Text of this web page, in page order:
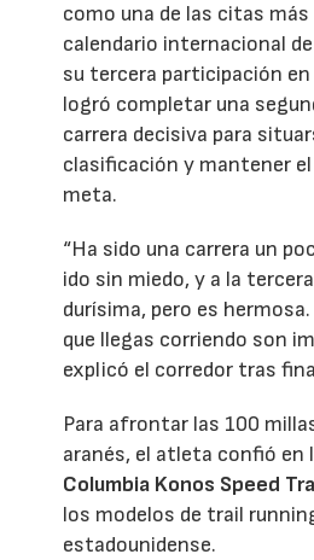
como una de las citas
calendario internacional
su tercera participación en
logró completar una
carrera decisiva para
clasificación y mantener
meta.
“Ha sido una carrera un
ido sin miedo, y a la
durísima, pero es
que llegas corriendo son
explicó el corredor tras
Para afrontar las 100
aranés, el atleta confió en
Columbia Konos Speed
los modelos de trail
estadounidense.